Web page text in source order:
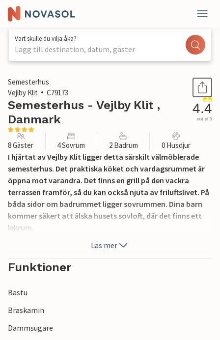
Vart skulle du vilja åka?
Lägg till destination, datum, gäster
1 / 35
Semesterhus
Vejlby Klit
C79173
Semesterhus - Vejlby Klit ,
Danmark
4.4
out of 5
8 Gäster 4 Sovrum 2 Badrum 0 Husdjur
I hjärtat av Vejlby Klit ligger detta särskilt välmöblerade
semesterhus. Det praktiska köket och vardagsrummet är
öppna mot varandra. Det finns en grill på den vackra
terrassen framför, så du kan också njuta av friluftslivet. På
båda sidor om badrummet ligger sovrummen. Dina barn
kommer säkert att älska husets sovloft, där det finns ett
lekrum.
Läs mer
Funktioner
Bastu
Braskamin
Dammsugare